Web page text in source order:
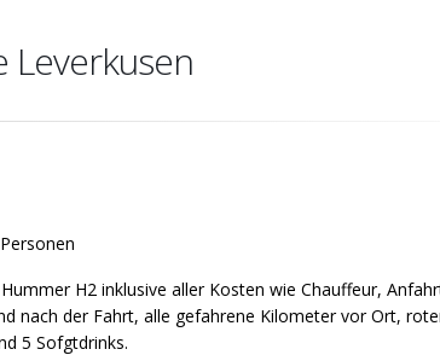
Leverkusen
H2 inklusive aller Kosten wie Chauffeur,
nach der Fahrt, alle gefahrene Kilometer vor Ort,
5 Sofgtdrinks.